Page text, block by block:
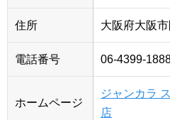
住所 大阪府大阪
電話番号 06-4399-
ホームページ
ジャンカラ
店